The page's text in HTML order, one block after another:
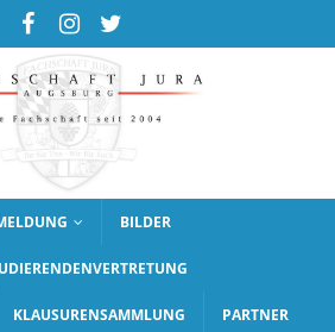
BILDER
KLAUSURENSAMMLUNG PARTNER